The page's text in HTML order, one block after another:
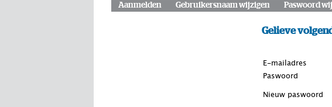
Aanmelden Gebruikersnaam wijzigen Paswoord
Gelieve
E-mailadres
Paswoord
Nieuw paswoord